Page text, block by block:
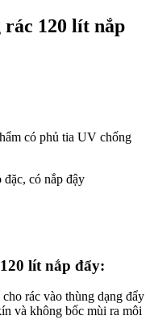
120 lít nắp
có phủ tia UV chống
có nắp đậy
lít nắp đẩy:
rác vào thùng dạng đẩy
và không bốc mùi ra môi